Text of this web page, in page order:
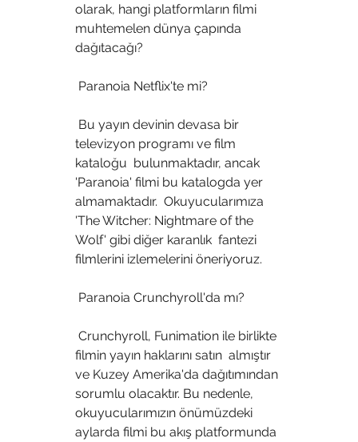
olarak, hangi platformların filmi
muhtemelen dünya çapında
dağıtacağı?
Paranoia Netflix'te mi?
televizyon programı ve film
kataloğu  bulunmaktadır, ancak
'Paranoia' filmi bu katalogda yer
almamaktadır.  Okuyucularımıza
'The Witcher: Nightmare of the
Wolf' gibi diğer karanlık  fantezi
filmlerini izlemelerini öneriyoruz.
Paranoia Crunchyroll'da mı?
filmin yayın haklarını satın  almıştır
ve Kuzey Amerika'da dağıtımından
sorumlu olacaktır. Bu nedenle,
okuyucularımızın önümüzdeki
aylarda filmi bu akış platformunda